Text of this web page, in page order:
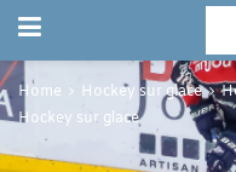
Home Hockey sur glace
Hockey sur glace